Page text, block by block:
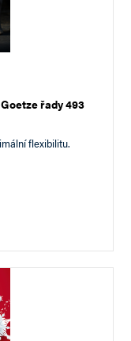
řady 493
flexibilitu.